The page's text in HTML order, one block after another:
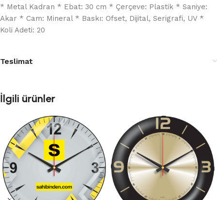
* Metal Kadran * Ebat: 30 cm * Çerçeve: Plastik * Saniye:
Akar * Cam: Mineral * Baskı: Ofset, Dijital, Serigrafi, UV *
Koli Adeti: 20
Teslimat
İlgili ürünler